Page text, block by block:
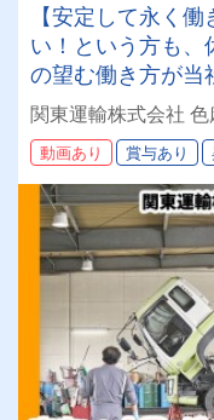
【安定して永く
い！という方も、
の望む働き方が当
送！】大型免許・
ご応募OK★【未経
ト体制♪もちろん
★賞与は年2回し
関東運輸株式会社
動画あり 賞与あり